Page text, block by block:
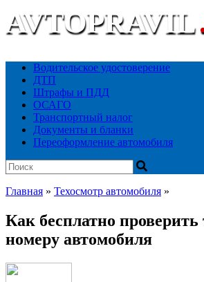
AVTOPRAVIL
Водительское удостоверение
ДТП
Штрафы и ПДД
ОСАГО
Транспортный налог
Документы и бланки
Переоформление автомобиля
Главная » Техосмотр автомобиля »
Как бесплатно проверить
номеру автомобиля